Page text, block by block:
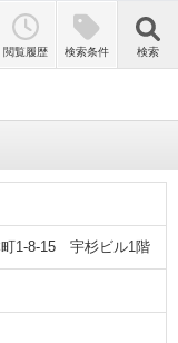
検索
閲覧履歴 検索条件 検索
町1-8-15 宇杉ビル1階